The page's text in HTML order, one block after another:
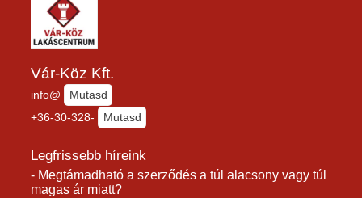
Vár-Köz Kft.
info@
Mutasd
+36-30-328-
Mutasd
Legfrissebb híreink
- Megtámadható a szerződés a túl alacsony vagy túl
magas ár miatt?